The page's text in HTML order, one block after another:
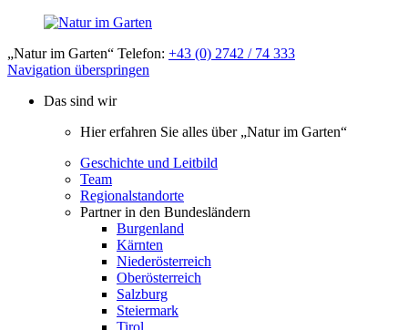
„Natur im Garten“ Telefon: +43 (0) 2742 / 74 333
Navigation überspringen
Das sind wir
Hier erfahren Sie alles über „Natur im Garten“
Geschichte und Leitbild
Team
Regionalstandorte
Partner in den Bundesländern
Burgenland
Kärnten
Niederösterreich
Oberösterreich
Salzburg
Steiermark
Tirol